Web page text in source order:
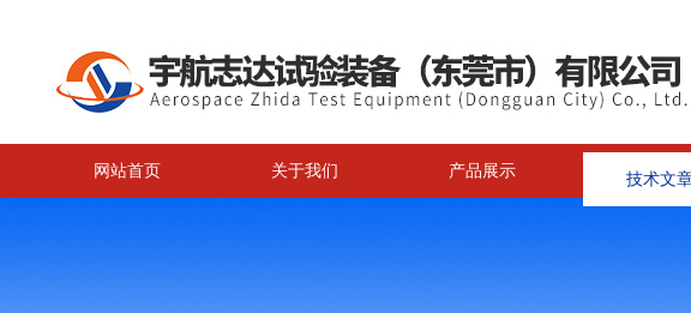
网站首页 关于我们 产品展示 技术文章